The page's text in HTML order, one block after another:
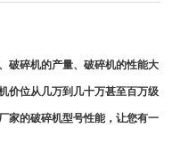
破碎机的产量、破碎机的性能大
价位从几万到几十万甚至百万级
家的破碎机型号性能，让您有一